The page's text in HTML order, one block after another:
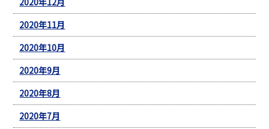
2020年11月
2020年10月
2020年9月
2020年8月
2020年7月